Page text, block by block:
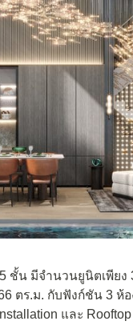
ชั้น มีจำนวนยูนิตเพีย
ตร.ม. กับฟังก์ชัน 3 ห้
และ